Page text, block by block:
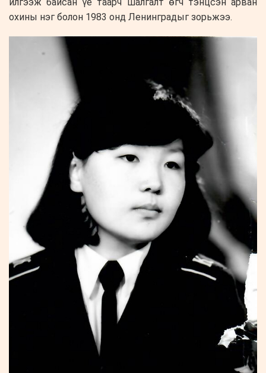
илгээж байсан үе таарч шалгалт өгч тэнцсэн арван
охины нэг болон 1983 онд Ленинградыг зорьжээ.